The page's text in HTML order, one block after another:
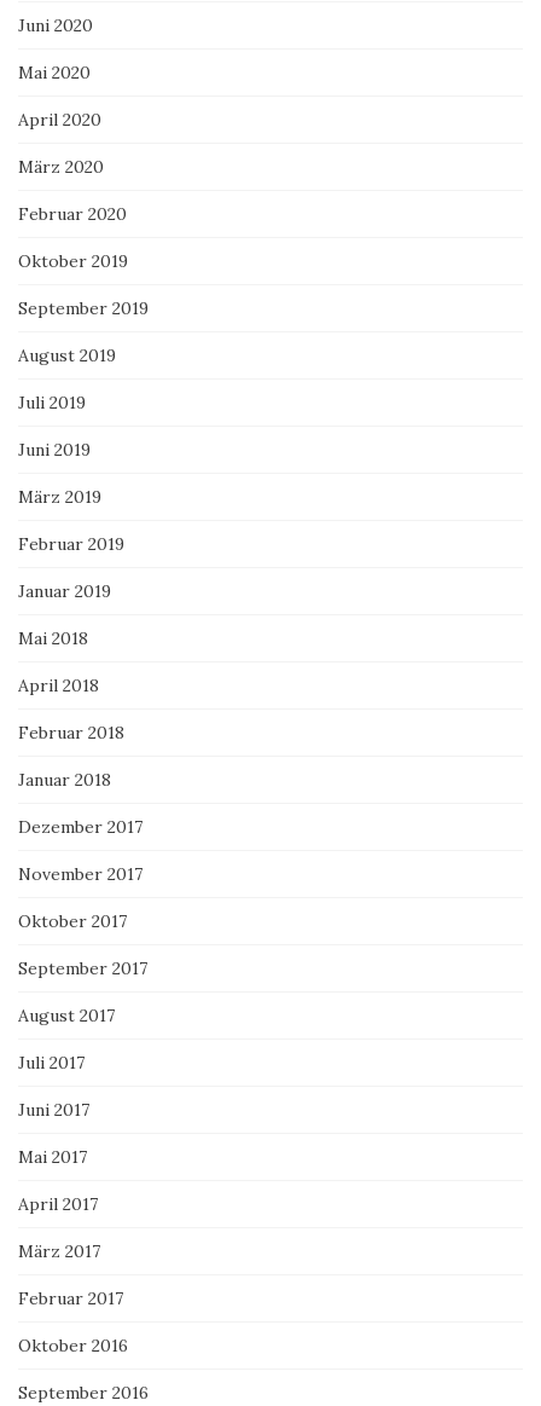
Juni 2020
Mai 2020
April 2020
März 2020
Februar 2020
Oktober 2019
September 2019
August 2019
Juli 2019
Juni 2019
März 2019
Februar 2019
Januar 2019
Mai 2018
April 2018
Februar 2018
Januar 2018
Dezember 2017
November 2017
Oktober 2017
September 2017
August 2017
Juli 2017
Juni 2017
Mai 2017
April 2017
März 2017
Februar 2017
Oktober 2016
September 2016